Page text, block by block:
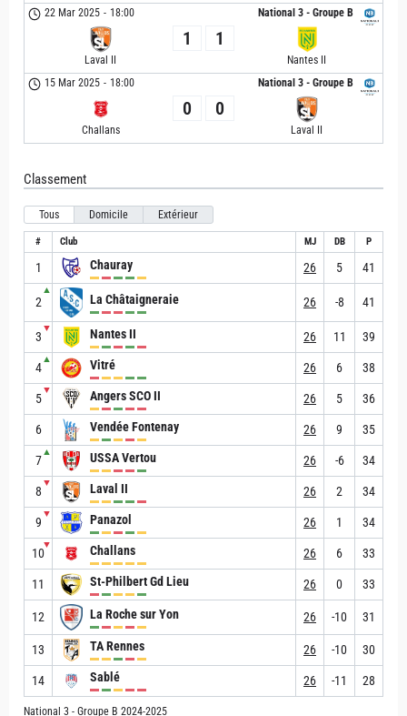
National 3 - Groupe B
22 Mar 2025 - 18:00
Laval II
1 1
Nantes II
National 3 - Groupe B
15 Mar 2025 - 18:00
Challans
0 0
Laval II
Classement
Tous Domicile Extérieur
# Club MJ DB P
1 Chauray 26 5 41
2
▲
La Châtaigneraie 26 -8 41
3
▼ Nantes II 26 11 39
4
▲ Vitré 26 6 38
5
▼ Angers SCO II 26 5 36
6 Vendée Fontenay 26 9 35
7
▲ USSA Vertou 26 -6 34
8
▼ Laval II 26 2 34
9
▼ Panazol 26 1 34
10
▼ Challans 26 6 33
11 St-Philbert Gd Lieu 26 0 33
12 La Roche sur Yon 26 -10 31
13 TA Rennes 26 -10 30
14 Sablé 26 -11 28
National 3 - Groupe B 2024-2025